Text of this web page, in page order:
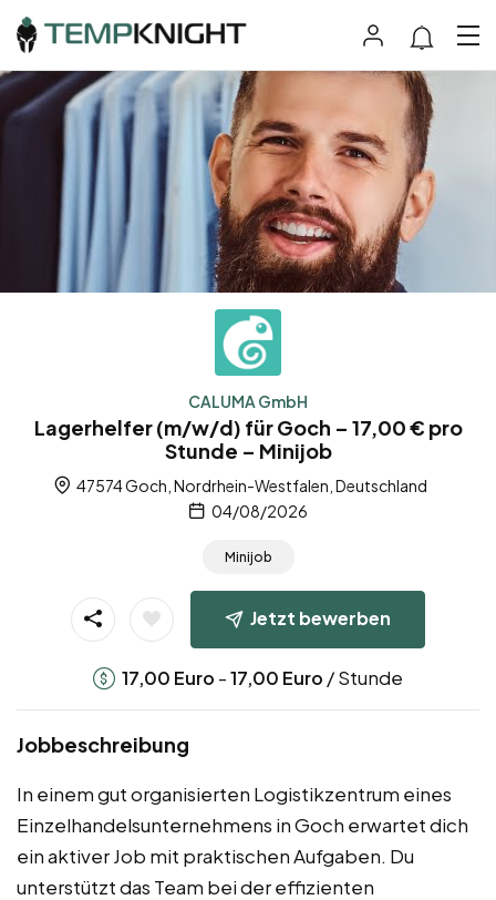
CALUMA GmbH
Lagerhelfer (m/w/d) für Goch – 17,00 € pro
Stunde – Minijob
47574 Goch, Nordrhein-Westfalen, Deutschland
04/08/2026
Minijob
Jetzt bewerben
17,00 Euro -17,00 Euro / Stunde
Jobbeschreibung
In einem gut organisierten Logistikzentrum eines
Einzelhandelsunternehmens in Goch erwartet dich
ein aktiver Job mit praktischen Aufgaben. Du
unterstützt das Team bei der effizienten